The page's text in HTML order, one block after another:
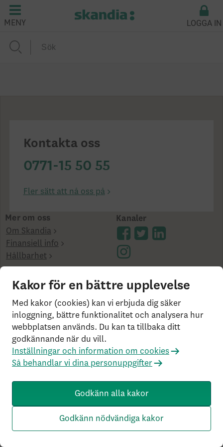
MENY LOGGA IN
Kontakta oss
0771-15 50 55
Fler sätt att nå oss på
Mer om oss
Om Skandia
Finansiell info
Hållbarhet
Kanaler
cookies på skandia.se Användarvillkor
Bor du
utanför Sverige?
Statlig insättningsgaranti &
investerarskydd
Så behandlar vi dina personuppgifter
Om Penningtvättslagen
Har du klagomål?
Rekommenderade webbläsare
SK3.5.1+Branch.master.Sha.596526160d132cbf4b4a48e0f
c2d22db21baa526 HW4.0.0.0 SN430
Kakor för en bättre upplevelse
Med kakor (cookies) kan vi erbjuda dig säker
inloggning, bättre funktionalitet och analysera hur
webbplatsen används. Du kan ta tillbaka ditt
godkännande när du vill.
Inställningar och information om cookies
Så behandlar vi dina personuppgifter
Godkänn alla kakor
Godkänn nödvändiga kakor